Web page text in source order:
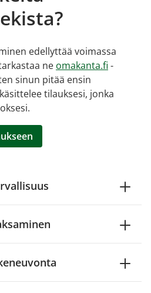
edellyttää voimassa
ne omakanta.fi -
sinun pitää ensin
tilauksesi, jonka